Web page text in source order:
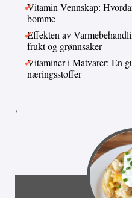
Vitamin Vennskap:
bomme
Effekten av
frukt og grønnsaker
Vitaminer i Matvarer: En
næringsstoffer
,